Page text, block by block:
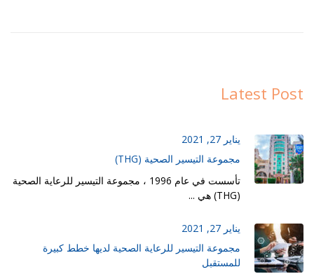
Latest Post
يناير 27, 2021
مجموعة التيسير الصحية (THG)
تأسست في عام 1996 ، مجموعة التيسير للرعاية الصحية
(THG) هي ...
يناير 27, 2021
مجموعة التيسير للرعاية الصحية لديها خطط كبيرة
للمستقبل